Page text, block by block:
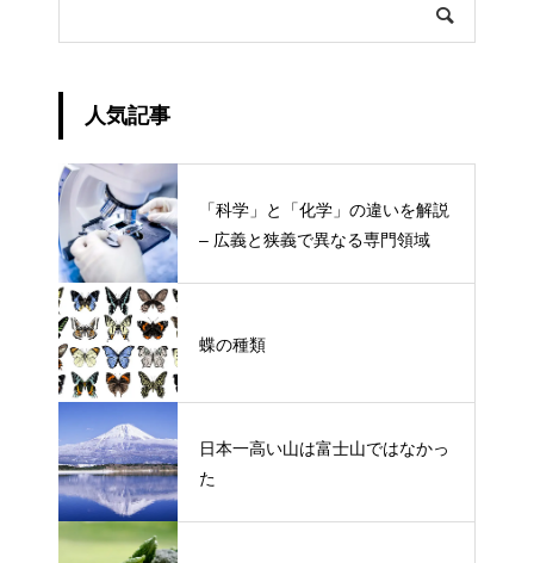
人気記事
「科学」と「化学」の違いを解説
– 広義と狭義で異なる専門領域
蝶の種類
日本一高い山は富士山ではなかっ
た